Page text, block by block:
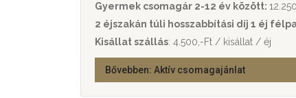
Gyermek csomagár 2-12 év között:
2 éjszakán túli hosszabbítási díj 1 éj
Kisállat szállás: 4.500,-Ft / kisállat / éj
Bővebben: Aktív csomagajánlat